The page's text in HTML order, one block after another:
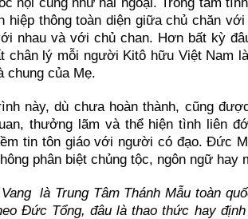
hiệp thông toàn diện giữa chủ chăn
nhau và với chủ chan. Hơn bất kỳ
chân lý mỗi người Kitô hữu Việt Nam
chung của Mẹ.
này, dù chưa hoàn thành, cũng
thưởng lãm và thể hiện tình liên
tin tôn giáo với người có đạo. Đức
phân biệt chủng tộc, ngôn ngữ hay
là Trung Tâm Thánh Mẫu toàn
Đức Tổng, đâu là thao thức hay